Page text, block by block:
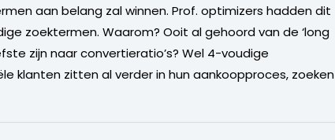
aan belang zal winnen. Prof. optimizers hadden dit
zoektermen. Waarom? Ooit al gehoord van de ‘long
zijn naar convertieratio’s? Wel 4-voudige
klanten zitten al verder in hun aankoopproces, zoeken